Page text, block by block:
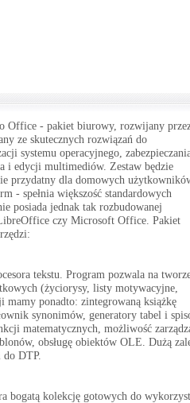
Office - pakiet biurowy, rozwijany
ze skutecznych rozwiązań do
systemu operacyjnego,
i edycji multimediów. Zestaw będzie
przydatny dla domowych
- spełnia większość standardowych
posiada jednak tak rozbudowanej
czy Microsoft Office. Pakiet
tekstu. Program pozwala na
(życiorysy, listy motywacyjne,
mamy ponadto: zintegrowaną książkę
synonimów, generatory tabel i
matematycznych, możliwość
obsługę obiektów OLE. Dużą
do DTP.
bogatą kolekcję gotowych do